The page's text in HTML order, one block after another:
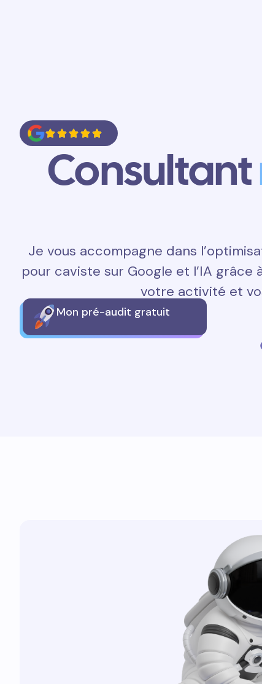
Consultant
Je vous accompagne dans
pour caviste sur Google et l’IA grâce
votre activité et
Mon pré-audit gratuit